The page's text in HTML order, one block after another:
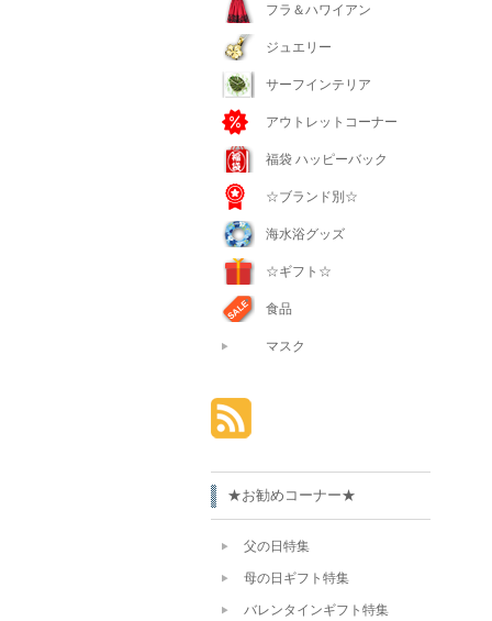
フラ＆ハワイアン
ジュエリー
サーフインテリア
アウトレットコーナー
福袋 ハッピーバック
☆ブランド別☆
海水浴グッズ
☆ギフト☆
食品
マスク
★お勧めコーナー★
父の日特集
母の日ギフト特集
バレンタインギフト特集